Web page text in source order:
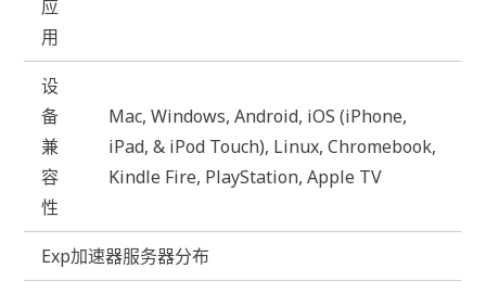
应
用
设
备
兼
容
性
Mac, Windows, Android, iOS (iPhone,
iPad, & iPod Touch), Linux, Chromebook,
Kindle Fire, PlayStation, Apple TV
Exp加速器服务器分布